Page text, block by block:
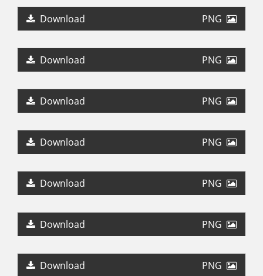
Download PNG
Download PNG
Download PNG
Download PNG
Download PNG
Download PNG
Download PNG